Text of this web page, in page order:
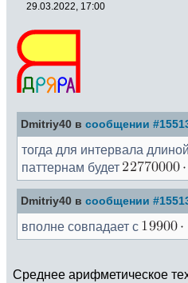
29.03.2022, 17:00
Dmitriy40 в сообщении
тогда для интервала
паттернам будет
Dmitriy40 в сообщении
вполне совпадает с
Среднее арифметическое